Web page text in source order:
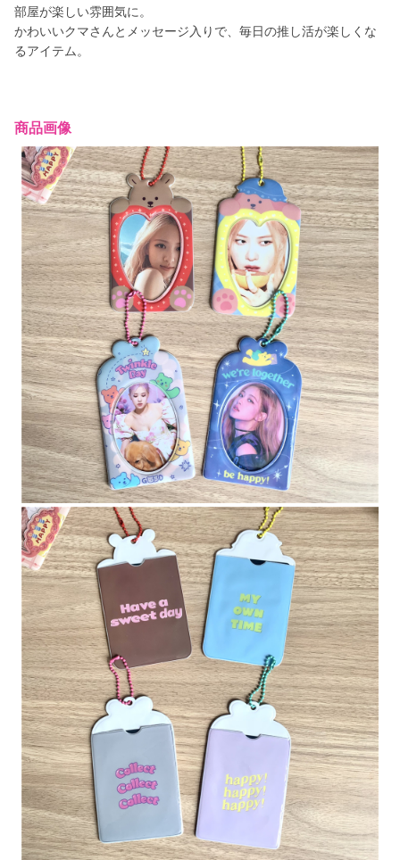
部屋が楽しい雰囲気に。
かわいいクマさんとメッセージ入りで、毎日の推し活が楽しくな
るアイテム。
商品画像